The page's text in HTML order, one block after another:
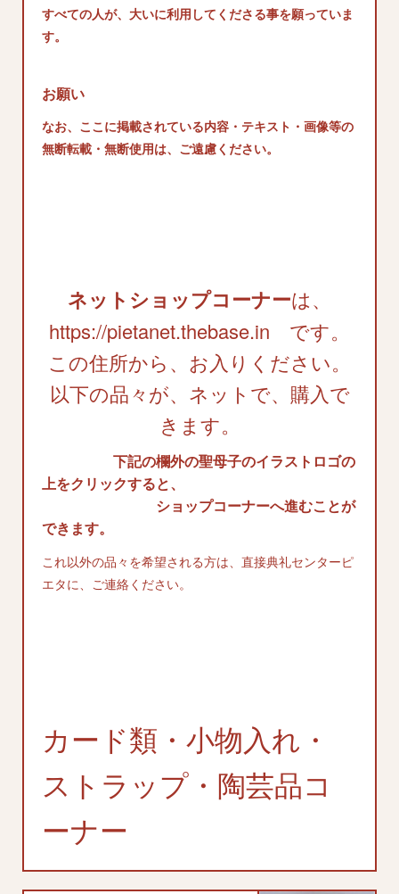
すべての人が、大いに利用してくださる事を願っていま
す。
お願い
なお、ここに掲載されている内容・テキスト・画像等の
無断転載・無断使用は、ご遠慮ください。
ネットショップコーナーは、
https://pietanet.thebase.in です。
この住所から、お入りください。
以下の品々が、ネットで、購入で
きます。
下記の欄外の聖母子のイラストロゴの
上をクリックすると、
ショップコーナーへ進むことが
できます。
これ以外の品々を希望される方は、直接典礼センターピ
エタに、ご連絡ください。
カード類・小物入れ・
ストラップ・陶芸品コ
ーナー